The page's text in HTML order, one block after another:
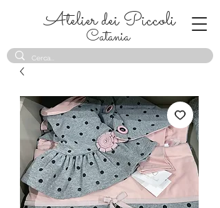
Atelier dei Piccoli
Catania